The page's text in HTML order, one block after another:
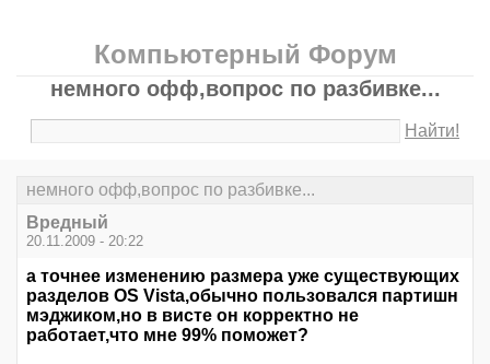
Компьютерный Форум
немного офф,вопрос по разбивке...
Найти!
немного офф,вопрос по разбивке...
Вредный
20.11.2009 - 20:22
а точнее изменению размера уже существующих
разделов OS Vista,обычно пользовался партишн
мэджиком,но в висте он корректно не
работает,что мне 99% поможет?